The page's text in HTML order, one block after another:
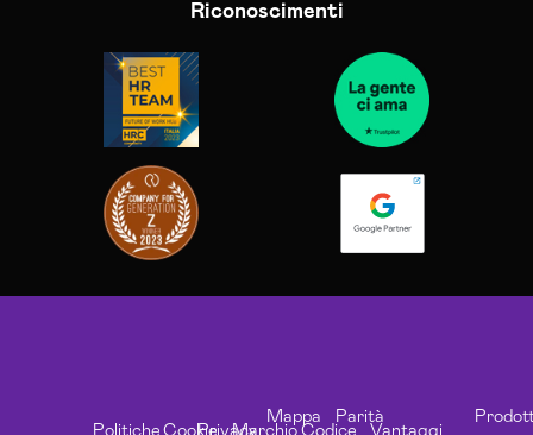
Riconoscimenti
Politiche CookiePrivacyMarchio
Mappa
Codice
Parità
Vantaggi